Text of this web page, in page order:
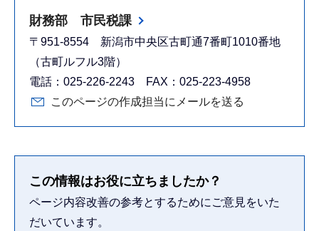
財務部 市民税課
〒951-8554 新潟市中央区古町通7番町1010番地
（古町ルフル3階）
電話：025-226-2243 FAX：025-223-4958
このページの作成担当にメールを送る
この情報はお役に立ちましたか？
ページ内容改善の参考とするためにご意見をいた
だいています。